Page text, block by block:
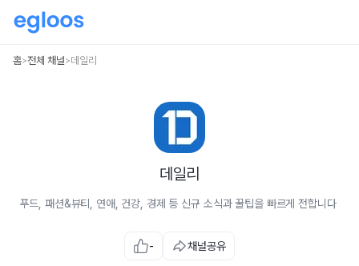
홈>전체 채널>데일리
데일리
푸드, 패션&뷰티, 연애, 건강, 경제 등 신규 소식과 꿀팁을 빠르게 전합니다
- 채널공유